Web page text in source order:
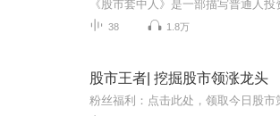
38 1.8万
股市王者| 挖掘股市领涨龙头